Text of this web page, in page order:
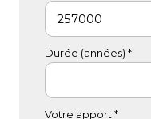
Durée (années) *
Votre apport *